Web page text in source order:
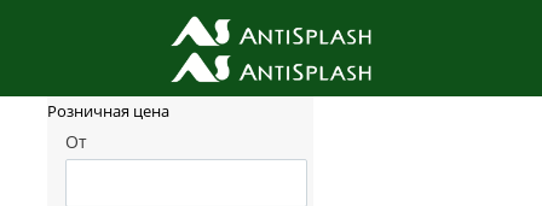
Фильтр товаров
Розничная цена
От